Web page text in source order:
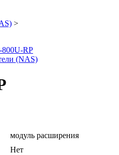
>
RP
(NAS)
модуль расширения
Нет